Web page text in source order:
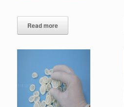
Read more